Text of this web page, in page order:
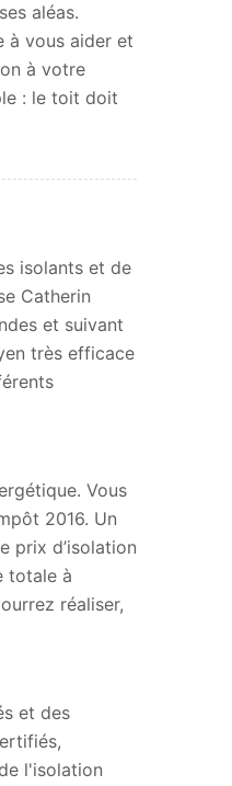
aléas.
à vous aider et
à votre
: le toit doit
isolants et de
Catherin
et suivant
très efficace
Vous
2016. Un
prix d’isolation
totale à
réaliser,
et des
l'isolation